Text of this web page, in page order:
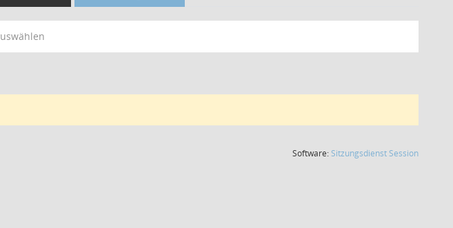
Software: Sitzungsdienst Session(Wird in